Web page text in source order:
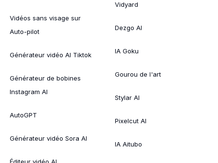
Vidéos sans visage sur
Auto-pilot
Générateur vidéo AI Tiktok
Générateur de bobines
Instagram AI
AutoGPT
Générateur vidéo Sora AI
Vidyard
Dezgo AI
IA Goku
Gourou de l'art
Stylar AI
Pixelcut AI
IA Aitubo